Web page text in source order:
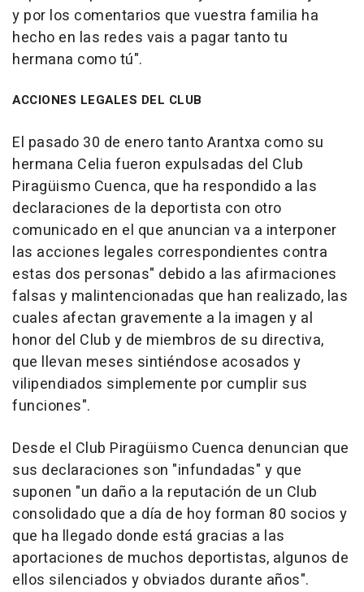
y por los comentarios que vuestra familia ha
hecho en las redes vais a pagar tanto tu
hermana como tú".
ACCIONES LEGALES DEL CLUB
El pasado 30 de enero tanto Arantxa como su
hermana Celia fueron expulsadas del Club
Piragüismo Cuenca, que ha respondido a las
declaraciones de la deportista con otro
comunicado en el que anuncian va a interponer
las acciones legales correspondientes contra
estas dos personas" debido a las afirmaciones
falsas y malintencionadas que han realizado, las
cuales afectan gravemente a la imagen y al
honor del Club y de miembros de su directiva,
que llevan meses sintiéndose acosados y
vilipendiados simplemente por cumplir sus
funciones".
Desde el Club Piragüismo Cuenca denuncian que
sus declaraciones son "infundadas" y que
suponen "un daño a la reputación de un Club
consolidado que a día de hoy forman 80 socios y
que ha llegado donde está gracias a las
aportaciones de muchos deportistas, algunos de
ellos silenciados y obviados durante años".